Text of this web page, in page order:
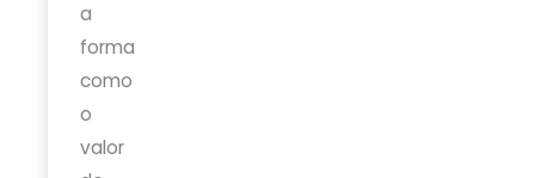
a
forma
como
o
valor